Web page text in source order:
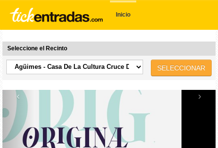
Inicio
Seleccione el Recinto
SELECCIONAR
‹ ›